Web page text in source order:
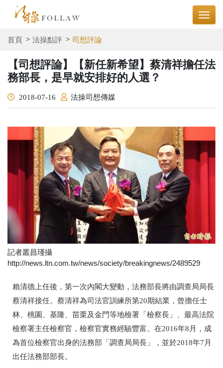
首頁 法操點評 司想評論
【司想評論】【新任新希望】蔡清祥擔任法
務部長，是早就安排好的人選？
2018-07-16 法操司想傳媒
記者叢昌瑾攝
http://news.ltn.com.tw/news/society/breakingnews/2489529
賴清德上任後，第一次內閣大變動，法務部長將由調查局局長
蔡清祥接任。蔡清祥為司法官訓練所第20期結業，曾擔任士
林、桃園、基隆、苗栗及金門等地檢署「檢察長」、最高法院
檢察署主任檢察官，檢察官實務經驗豐富。在2016年8月，成
為首位檢察官出身的法務部「調查局局長」，並於2018年7月
出任法務部部長。